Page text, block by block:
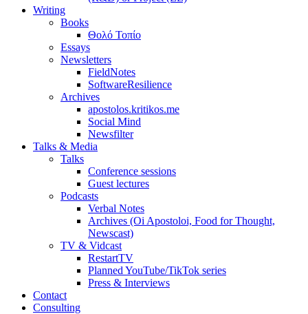
Writing
Books
Θολό Τοπίο
Essays
Newsletters
FieldNotes
SoftwareResilience
Archives
apostolos.kritikos.me
Social Mind
Newsfilter
Talks & Media
Talks
Conference sessions
Guest lectures
Podcasts
Verbal Notes
Archives (Oi Apostoloi, Food for Thought,
Newscast)
TV & Vidcast
RestartTV
Planned YouTube/TikTok series
Press & Interviews
Contact
Consulting